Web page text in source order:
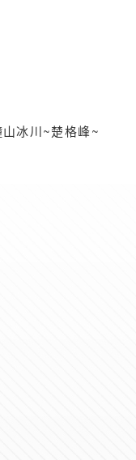
冰川~楚格峰~